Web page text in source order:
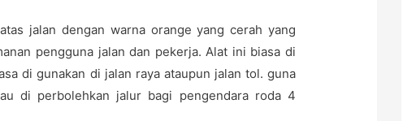
jalan dengan warna orange yang cerah yang
pengguna jalan dan pekerja. Alat ini biasa di
di gunakan di jalan raya ataupun jalan tol. guna
di perbolehkan jalur bagi pengendara roda 4